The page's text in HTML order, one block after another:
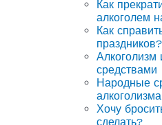
Как
алкоголем
Как
праздников?
средствами
Народные
алкоголизма
Хочу
сделать?